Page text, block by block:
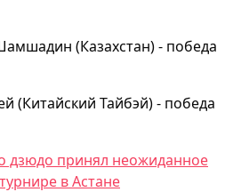
(Казахстан) - победа
(Китайский Тайбэй) - победа
дзюдо принял неожиданное
в Астане